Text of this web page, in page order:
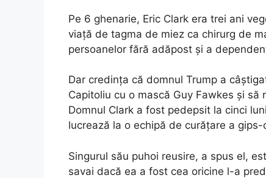
Pe 6 ghenarie, Eric Clark era trei ani
viață de tagma de miez ca chirurg de
persoanelor fără adăpost și a
Dar credința că domnul Trump a
Capitoliu cu o mască Guy Fawkes și
Domnul Clark a fost pedepsit la cinci
lucrează la o echipă de curățare a
Singurul său puhoi reusire, a spus el,
savai dacă ea a fost cea oricine l-a